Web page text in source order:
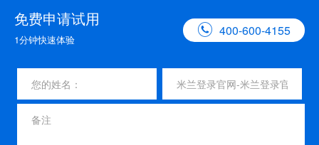
免费申请试用
1分钟快速体验
 400-600-4155